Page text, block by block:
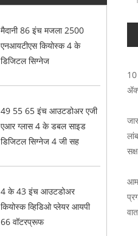
मैदानी 86 इंच मजला 2500
एनआयटीएस कियोस्क 4 के
डिजिटल सिग्नेज
49 55 65 इंच आउटडोअर एजी
एआर ग्लास 4 के डबल साइड
डिजिटल सिग्नेज 4 जी सह
4 के 43 इंच आउटडोअर
कियोस्क व्हिडिओ प्लेयर आयपी
66 वॉटरप्रूफ